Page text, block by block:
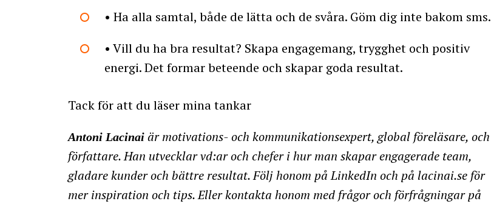
• Ha alla samtal, både de lätta och de svåra. Göm dig inte bakom sms.
• Vill du ha bra resultat? Skapa engagemang, trygghet och positiv
energi. Det formar beteende och skapar goda resultat.
Tack för att du läser mina tankar
Antoni Lacinai är motivations- och kommunikationsexpert, global föreläsare, och
författare. Han utvecklar vd:ar och chefer i hur man skapar engagerade team,
gladare kunder och bättre resultat. Följ honom på LinkedIn och på lacinai.se för
mer inspiration och tips. Eller kontakta honom med frågor och förfrågningar på